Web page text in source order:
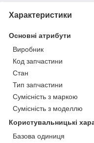
Характеристики
Основні атрибути
Виробник
Код запчастини
Стан
Тип запчастини
Сумісність з маркою
Сумісність з моделлю
Користувальницькі
Базова одиниця